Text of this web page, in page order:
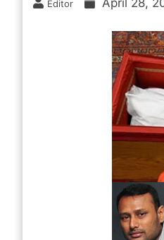
Editor April 28,